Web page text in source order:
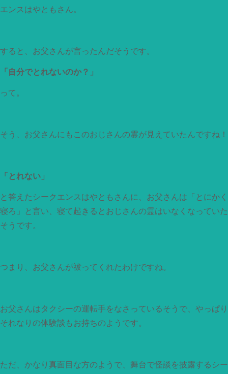
エンスはやともさん。
すると、お父さんが言ったんだそうです。
「自分でとれないのか？」
って。
そう、お父さんにもこのおじさんの霊が見えていたんですね！
「とれない」
と答えたシークエンスはやともさんに、お父さんは「とにかく
寝ろ」と言い、寝て起きるとおじさんの霊はいなくなっていた
そうです。
つまり、お父さんが祓ってくれたわけですね。
お父さんはタクシーの運転手をなさっているそうで、やっぱり
それなりの体験談もお持ちのようです。
ただ、かなり真面目な方のようで、舞台で怪談を披露するシー